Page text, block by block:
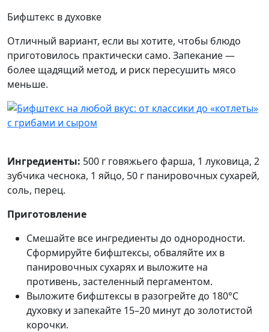
Бифштекс в духовке
Отличный вариант, если вы хотите, чтобы блюдо
приготовилось практически само. Запекание —
более щадящий метод, и риск пересушить мясо
меньше.
Ингредиенты: 500 г говяжьего фарша, 1 луковица, 2
зубчика чеснока, 1 яйцо, 50 г панировочных сухарей,
соль, перец.
Приготовление
Смешайте все ингредиенты до однородности.
Сформируйте бифштексы, обваляйте их в
панировочных сухарях и выложите на
противень, застеленный пергаментом.
Выложите бифштексы в разогрейте до 180°C
духовку и запекайте 15–20 минут до золотистой
корочки.